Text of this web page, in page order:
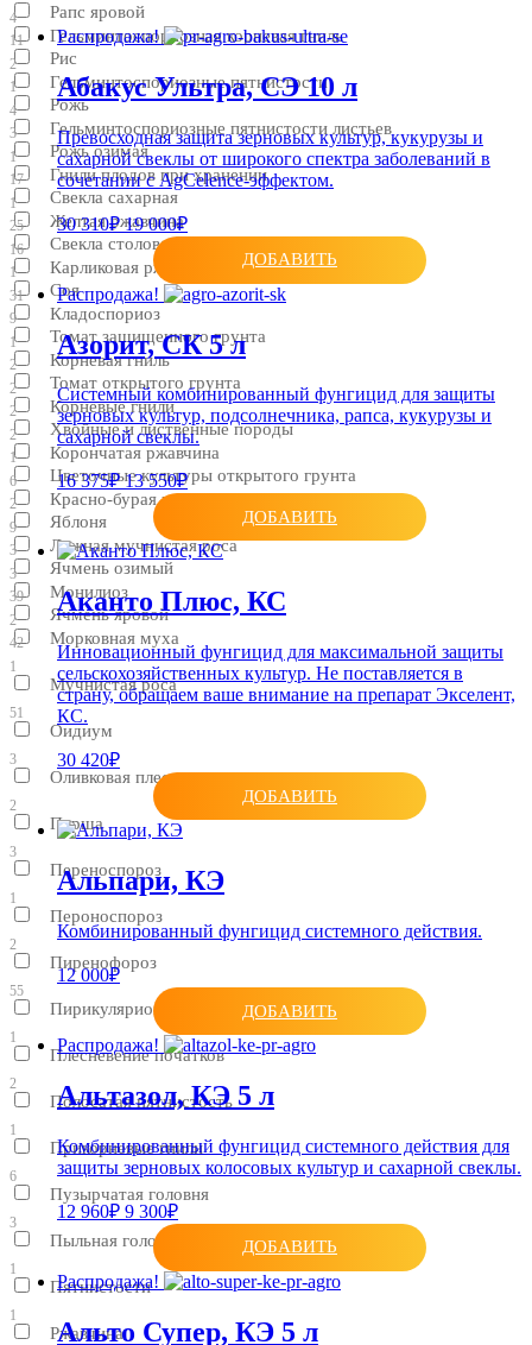
Рапс яровой
11
Рис
1
Рожь
3
Рожь озимая
17
Свекла сахарная
25
Свекла столовая
1
Соя
9
Томат защищенного грунта
2
Томат открытого грунта
2
Хвойные и лиственные породы
1
Цветочные культуры открытого грунта
2
Яблоня
3
Ячмень озимый
39
Ячмень яровой
42
4
Гельминтоспориозная корневая гниль
2
Гельминтоспориозные пятнистости
4
Гельминтоспориозные пятнистости листьев
1
Гнили плодов при хранении
1
Желтая ржавчина
16
Карликовая ржавчина
31
Кладоспориоз
1
Корневая гниль
2
Корневые гнили
2
Корончатая ржавчина
6
Красно-бурая пятнистость
9
Ложная мучнистая роса
3
Монилиоз
2
Морковная муха
1
Мучнистая роса
51
Оидиум
3
Оливковая плесень
2
Парша
3
Переноспороз
1
Пероноспороз
2
Пиренофороз
55
Пирикуляриоз
1
Плесневение початков
2
Полосатая пятнистость
1
Прикорневые гнили
6
Пузырчатая головня
3
Пыльная головня
1
Пятнистости
1
Ржавчина
Распродажа!
Абакус Ультра, СЭ 10 л
Превосходная защита зерновых культур, кукурузы и
сахарной свеклы от широкого спектра заболеваний в
сочетании с AgCelence-эффектом.
30 310₽ 19 000₽
ДОБАВИТЬ
Распродажа!
Азорит, СК 5 л
Системный комбинированный фунгицид для защиты
зерновых культур, подсолнечника, рапса, кукурузы и
сахарной свеклы.
16 375₽ 13 550₽
ДОБАВИТЬ
Аканто Плюс, КС
Инновационный фунгицид для максимальной защиты
сельскохозяйственных культур. Не поставляется в
страну, обращаем ваше внимание на препарат Экселент,
КС.
30 420₽
ДОБАВИТЬ
Альпари, КЭ
Комбинированный фунгицид системного действия.
12 000₽
ДОБАВИТЬ
Распродажа!
Альтазол, КЭ 5 л
Комбинированный фунгицид системного действия для
защиты зерновых колосовых культур и сахарной свеклы.
12 960₽ 9 300₽
ДОБАВИТЬ
Распродажа!
Альто Супер, КЭ 5 л